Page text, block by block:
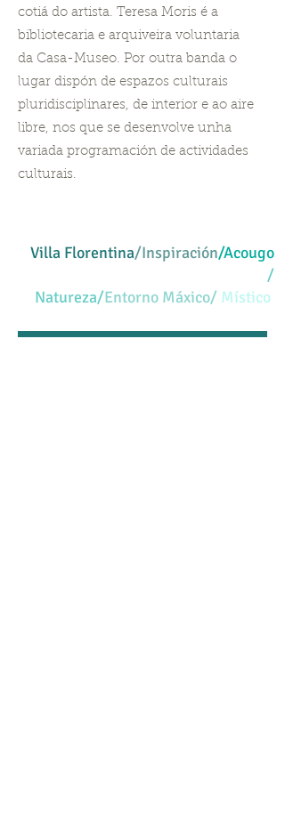
cotiá do artista. Teresa Moris é a
bibliotecaria e arquiveira voluntaria
da Casa-Museo. Por outra banda o
lugar dispón de espazos culturais
pluridisciplinares, de interior e ao aire
libre, nos que se desenvolve unha
variada programación de actividades
culturais.
Villa Florentina/Inspiración/Acougo
/
Natureza/Entorno Máxico/ Místico